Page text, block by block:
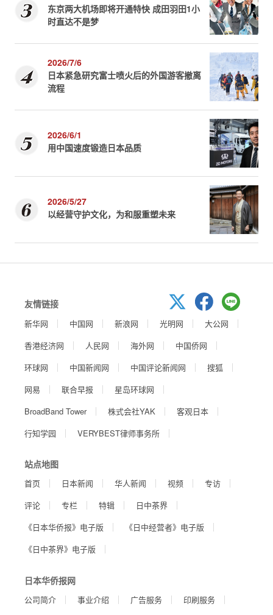
东京两大机场即将开通特快 成田羽田1小
时直达不是梦
2026/7/6
日本紧急研究富士喷火后的外国游客撤离
流程
2026/6/1
用中国速度锻造日本品质
2026/5/27
以经营守护文化，为和服重塑未来
友情链接
新华网 中国网 新浪网 光明网
大公网
香港经济网
人民网 海外网
中国侨网
环球网
中国新闻网 中国评论新闻网
搜狐
网易
联合早报
星岛环球网
BroadBand Tower
株式会社YAK
客观日本
行知学园
VERYBEST律师事务所
站点地图
首页 日本新闻 华人新闻 视频
专访
评论
专栏 特辑
日中茶界
《日本华侨报》电子版
《日中经营者》电子版
《日中茶界》电子版
日本华侨报网
公司简介 事业介绍 广告服务 印刷服务